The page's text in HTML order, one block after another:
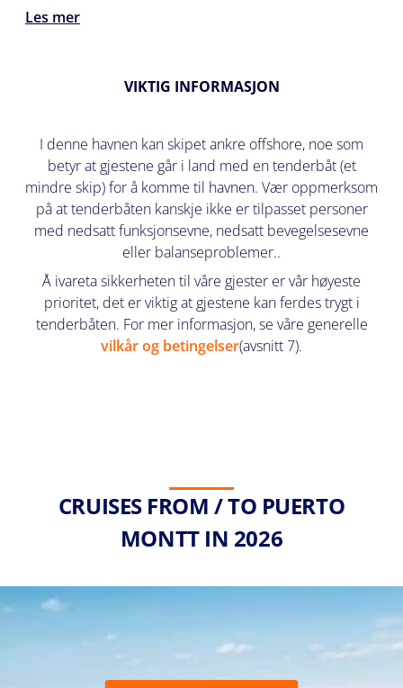
Les mer
VIKTIG INFORMASJON
I denne havnen kan skipet ankre offshore, noe som
betyr at gjestene går i land med en tenderbåt (et
mindre skip) for å komme til havnen. Vær oppmerksom
på at tenderbåten kanskje ikke er tilpasset personer
med nedsatt funksjonsevne, nedsatt bevegelsesevne
eller balanseproblemer..
Å ivareta sikkerheten til våre gjester er vår høyeste
prioritet, det er viktig at gjestene kan ferdes trygt i
tenderbåten. For mer informasjon, se våre generelle
vilkår og betingelser(avsnitt 7).
CRUISES FROM / TO PUERTO
MONTT IN 2026